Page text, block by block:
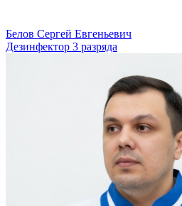
Белов Сергей Евгеньевич
Дезинфектор 3 разряда